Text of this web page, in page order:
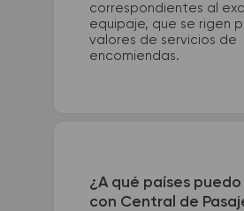
correspondientes al
equipaje, que se rigen
valores de servicios de
encomiendas.
¿A qué países
con Central de